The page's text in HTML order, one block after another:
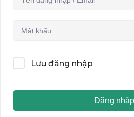
Lưu đăng nhập
Đăng nhập